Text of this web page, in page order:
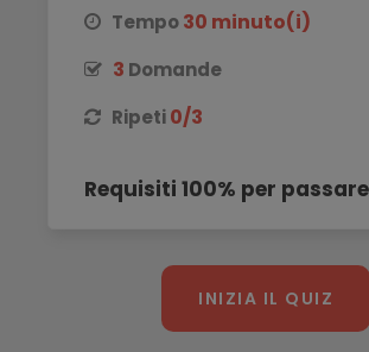
ACCOUNT
Tempo30 minuto(i)
3 Domande
Ripeti0/3
Requisiti 100% per
INIZIA IL QUIZ